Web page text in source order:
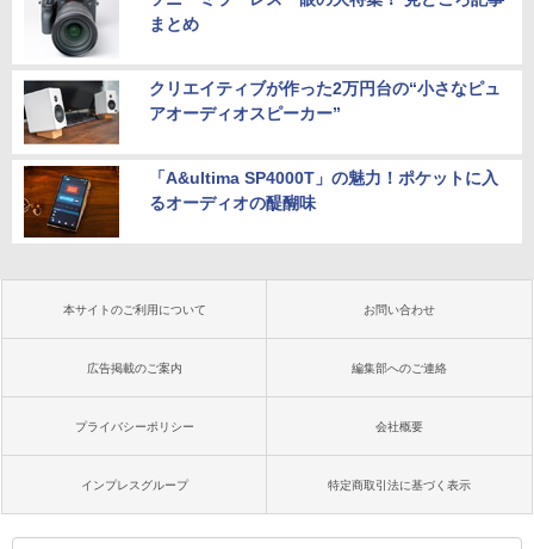
まとめ
クリエイティブが作った2万円台の“小さなピュ
アオーディオスピーカー”
「A&ultima SP4000T」の魅力！ポケットに入
るオーディオの醍醐味
本サイトのご利用について お問い合わせ
広告掲載のご案内 編集部へのご連絡
プライバシーポリシー 会社概要
インプレスグループ 特定商取引法に基づく表示